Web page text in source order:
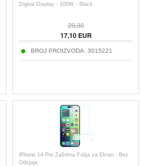
Digital Display - 100W - Black
20,30
17,10EUR
BROJ PROIZVODA: 3015221
iPhone 14 Pro Zaštitna Folija za Ekran - Bez
Odsjaja